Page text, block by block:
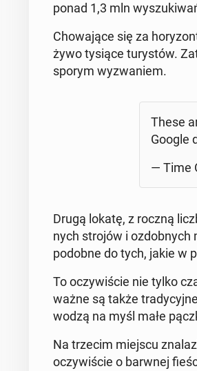
ponad 1,3 mln
Cho­wa­ją­ce się za
żywo tysiące tu­ry­stów.
sporym wy­zwa­niem.
These
Google
— Time
Drugą lokatę, z roczną
nych strojów i
podobne do tych, jakie w
To oczy­wi­ście nie tylko
ważne są także
wo­dzą na myśl małe
Na trzecim miejscu
oczy­wi­ście o barwnej